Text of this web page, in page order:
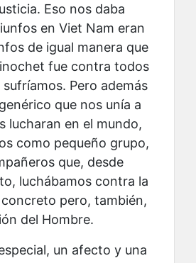
Eso nos daba
en Viet Nam eran
de igual manera que
fue contra todos
Pero además
que nos unía a
lucharan en el mundo,
como pequeño grupo,
que, desde
luchábamos contra la
pero, también,
del Hombre.
un afecto y una